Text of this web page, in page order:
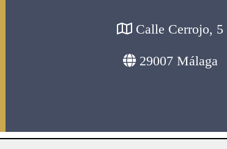
Calle Cerrojo, 5
29007 Málaga